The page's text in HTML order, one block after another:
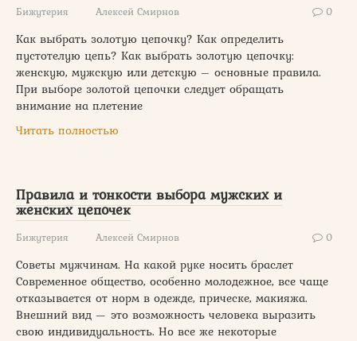
Бижутерия Алексей Смирнов 0
Как выбрать золотую цепочку? Как определить
пустотелую цепь? Как выбрать золотую цепочку:
женскую, мужскую или детскую – основные правила.
При выборе золотой цепочки следует обращать
внимание на плетение
Читать полностью
Правила и тонкости выбора мужских и
женских цепочек
Бижутерия Алексей Смирнов 0
Советы мужчинам. На какой руке носить браслет
Современное общество, особенно молодежное, все чаще
отказывается от норм в одежде, прическе, макияжа.
Внешний вид — это возможность человека выразить
свою индивидуальность. Но все же некоторые